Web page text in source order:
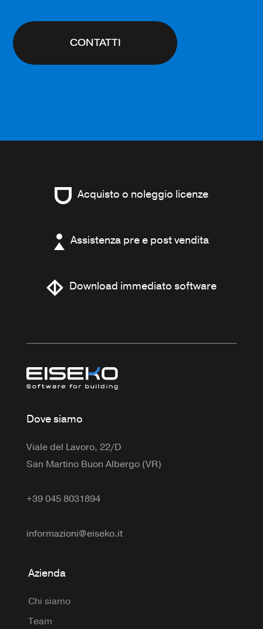
CONTATTI
Acquisto o noleggio licenze
Assistenza pre e post vendita
Download immediato software
Dove siamo
Viale del Lavoro, 22/D
San Martino Buon Albergo (VR)
+39 045 8031894
informazioni@eiseko.it
Azienda
Chi siamo
Team